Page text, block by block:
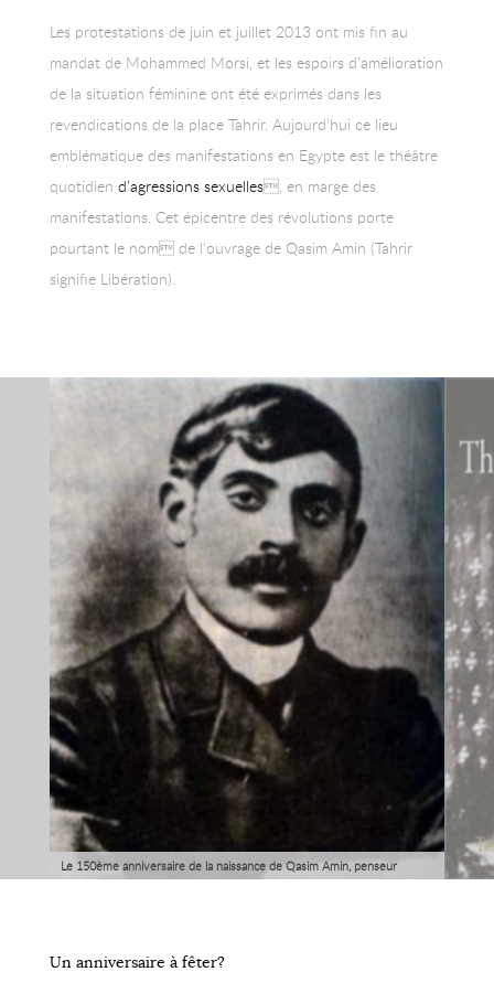
Les protestations de juin et juillet 2013 ont mis fin au
mandat de Mohammed Morsi, et les espoirs d’amélioration
de la situation féminine ont été exprimés dans les
revendications de la place Tahrir. Aujourd’hui ce lieu
emblématique des manifestations en Egypte est le théâtre
quotidien d’agressions sexuelles, en marge des
manifestations. Cet épicentre des révolutions porte
pourtant le nom de l’ouvrage de Qasim Amin (Tahrir
signifie Libération).
Le 150ème anniversaire de la naissance de Qasim Amin, penseur
Un anniversaire à fêter?